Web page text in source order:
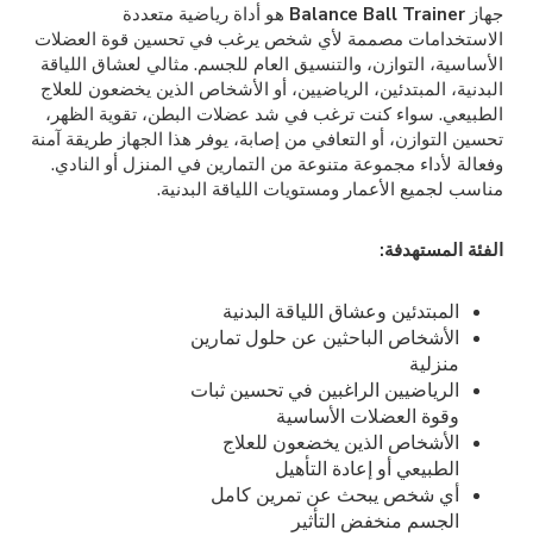
جهاز Balance Ball Trainer هو أداة رياضية متعددة
الاستخدامات مصممة لأي شخص يرغب في تحسين قوة العضلات
الأساسية، التوازن، والتنسيق العام للجسم. مثالي لعشاق اللياقة
البدنية، المبتدئين، الرياضيين، أو الأشخاص الذين يخضعون للعلاج
الطبيعي. سواء كنت ترغب في شد عضلات البطن، تقوية الظهر،
تحسين التوازن، أو التعافي من إصابة، يوفر هذا الجهاز طريقة آمنة
وفعالة لأداء مجموعة متنوعة من التمارين في المنزل أو النادي.
مناسب لجميع الأعمار ومستويات اللياقة البدنية.
الفئة المستهدفة:
المبتدئين وعشاق اللياقة البدنية
الأشخاص الباحثين عن حلول تمارين
منزلية
الرياضيين الراغبين في تحسين ثبات
وقوة العضلات الأساسية
الأشخاص الذين يخضعون للعلاج
الطبيعي أو إعادة التأهيل
أي شخص يبحث عن تمرين كامل
الجسم منخفض التأثير